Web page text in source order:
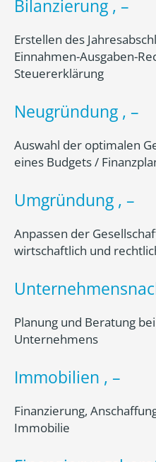
Bilanzierung , –
Erstellen des
Einnahmen-Ausgaben-
Steuererklärung
Neugründung , –
Auswahl der optimalen
eines Budgets /
Umgründung , –
Anpassen der
wirtschaftlich und
Planung und Beratung
Unternehmens
Immobilien , –
Finanzierung,
Immobilie